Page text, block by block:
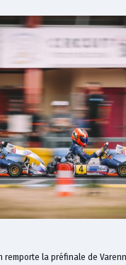
remporte la préfinale de